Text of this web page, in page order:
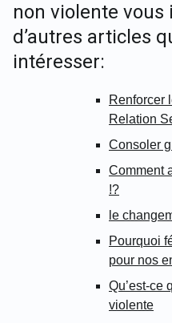
non violente vous
d’autres articles
intéresser:
Renforcer
Relation
Consoler
Comment
!?
le
Pourquoi
pour nos
Qu’est-ce
violente